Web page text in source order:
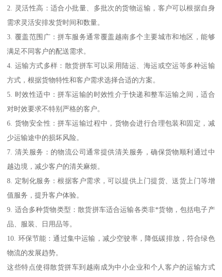
2. 灵活性高：适合小批量、多批次的货物运输，客户可以根据自身
需求灵活安排发货时间和数量。
3. 覆盖范围广：拼车服务通常覆盖越南多个主要城市和地区，能够
满足不同客户的配送需求。
4. 运输方式多样：散货拼车可以采用陆运、海运或空运等多种运输
方式，根据货物特性和客户需求选择合适的方案。
5. 时效性适中：拼车运输的时效性介于快递和整车运输之间，适合
对时效要求不特别严格的客户。
6. 货物安全性：拼车运输过程中，货物会进行合理包装和固定，减
少运输途中的损坏风险。
7. 清关服务：的物流公司通常提供清关服务，确保货物顺利通过中
越边境，减少客户的清关麻烦。
8. 定制化服务：根据客户需求，可以提供上门提货、送货上门等增
值服务，提升客户体验。
9. 适合多种货物类型：散货拼车适合运输各类非*货物，包括电子产
品、服装、日用品等。
10. 环保节能：通过集中运输，减少空驶率，降低碳排放，符合绿色
物流的发展趋势。
这些特点使得散货拼车到越南成为中小企业和个人客户的运输方式